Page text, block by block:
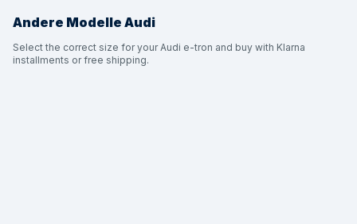
Andere Modelle Audi
Select the correct size for your Audi e-tron and buy with Klarna
installments or free shipping.